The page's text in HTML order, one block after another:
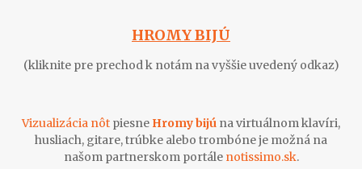
HROMY BIJÚ
(kliknite pre prechod k notám na vyššie uvedený odkaz)
Vizualizácia nôt piesne Hromy bijú na virtuálnom klavíri,
husliach, gitare, trúbke alebo trombóne je možná na
našom partnerskom portále notissimo.sk.